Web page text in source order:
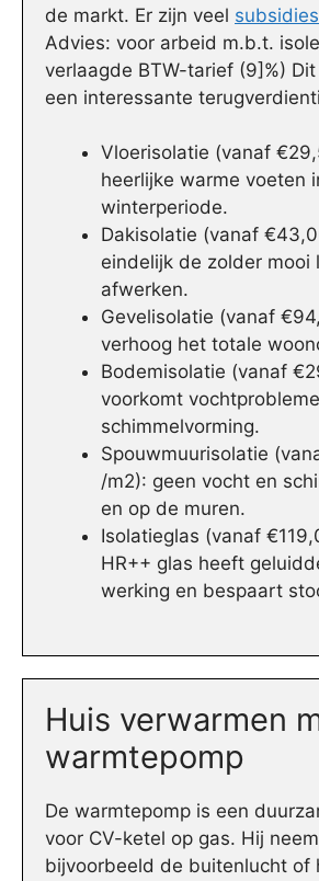
de markt. Er zijn veel subsidies
Advies: voor arbeid m.b.t.
verlaagde BTW-tarief (9]%)
een interessante
Vloerisolatie (vanaf
heerlijke warme voeten
winterperiode.
Dakisolatie (vanaf
eindelijk de zolder mooi
afwerken.
Gevelisolatie (vanaf
verhoog het totale
Bodemisolatie (vanaf
voorkomt
schimmelvorming.
Spouwmuurisolatie
/m2): geen vocht en
en op de muren.
Isolatieglas (vanaf
HR++ glas heeft
werking en bespaart
Huis verwarmen
warmtepomp
De warmtepomp is een
voor CV-ketel op gas. Hij
bijvoorbeeld de buitenlucht of